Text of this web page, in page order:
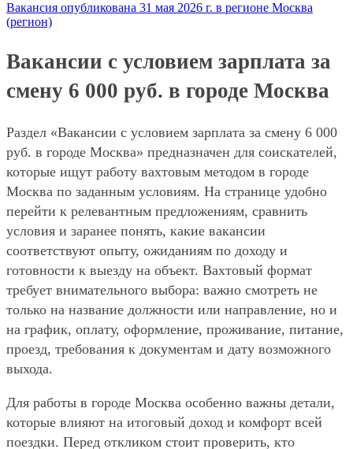
Вакансия опубликована 31 мая 2026 г. в регионе Москва
(регион)
Вакансии с условием зарплата за
смену 6 000 руб. в городе Москва
Раздел «Вакансии с условием зарплата за смену 6 000
руб. в городе Москва» предназначен для соискателей,
которые ищут работу вахтовым методом в городе
Москва по заданным условиям. На странице удобно
перейти к релевантным предложениям, сравнить
условия и заранее понять, какие вакансии
соответствуют опыту, ожиданиям по доходу и
готовности к выезду на объект. Вахтовый формат
требует внимательного выбора: важно смотреть не
только на название должности или направление, но и
на график, оплату, оформление, проживание, питание,
проезд, требования к документам и дату возможного
выхода.
Для работы в городе Москва особенно важны детали,
которые влияют на итоговый доход и комфорт всей
поездки. Перед откликом стоит проверить, кто